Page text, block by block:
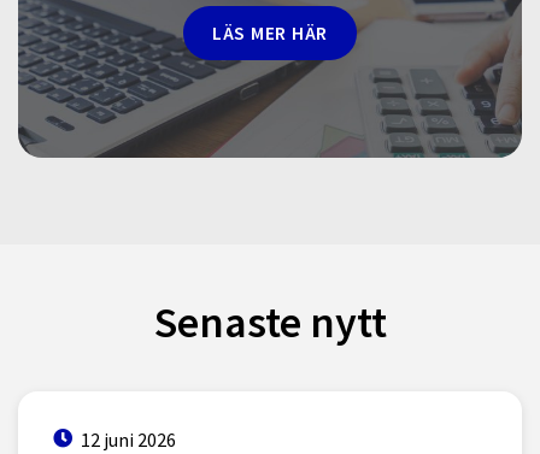
LÄS MER HÄR
Senaste nytt
12 juni 2026